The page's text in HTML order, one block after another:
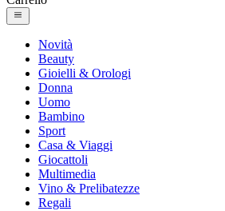
Novità
Beauty
Gioielli & Orologi
Donna
Uomo
Bambino
Sport
Casa & Viaggi
Giocattoli
Multimedia
Vino & Prelibatezze
Regali